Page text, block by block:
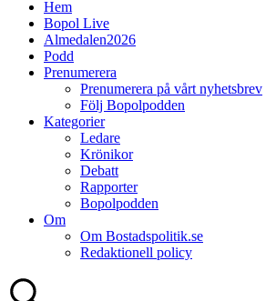
Hem
Bopol Live
Almedalen2026
Podd
Prenumerera
Prenumerera på vårt nyhetsbrev
Följ Bopolpodden
Kategorier
Ledare
Krönikor
Debatt
Rapporter
Bopolpodden
Om
Om Bostadspolitik.se
Redaktionell policy